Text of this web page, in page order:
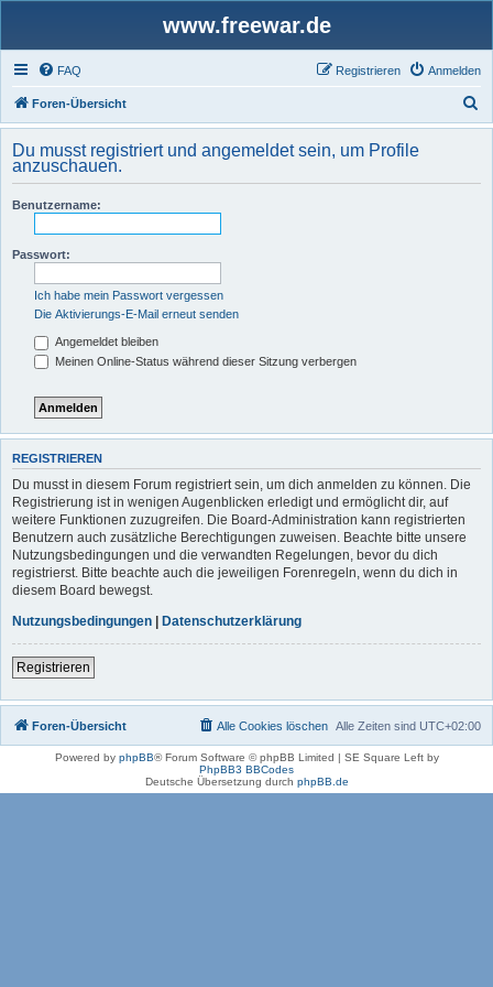
www.freewar.de
FAQ Anmelden
Registrieren
Foren-Übersicht
u
h
Du musst registriert und angemeldet sein, um Profile
anzuschauen.
Benutzername:
Passwort:
Ich habe mein Passwort vergessen
Die Aktivierungs-E-Mail erneut senden
Angemeldet bleiben
Meinen Online-Status während dieser Sitzung verbergen
REGISTRIEREN
Du musst in diesem Forum registriert sein, um dich anmelden zu können. Die
Registrierung ist in wenigen Augenblicken erledigt und ermöglicht dir, auf
weitere Funktionen zuzugreifen. Die Board-Administration kann registrierten
Benutzern auch zusätzliche Berechtigungen zuweisen. Beachte bitte unsere
Nutzungsbedingungen und die verwandten Regelungen, bevor du dich
registrierst. Bitte beachte auch die jeweiligen Forenregeln, wenn du dich in
diesem Board bewegst.
Nutzungsbedingungen | Datenschutzerklärung
Registrieren
Foren-Übersicht Alle Zeiten sind UTC+02:00
Alle Cookies löschen
Powered by phpBB® Forum Software © phpBB Limited | SE Square Left by
PhpBB3 BBCodes
Deutsche Übersetzung durch phpBB.de